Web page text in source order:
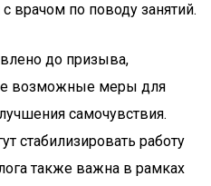
врачом по поводу занятий.
до призыва,
возможные меры для
самочувствия.
стабилизировать работу
также важна в рамках